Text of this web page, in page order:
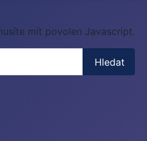
mít povolen Javascript.
Hledat